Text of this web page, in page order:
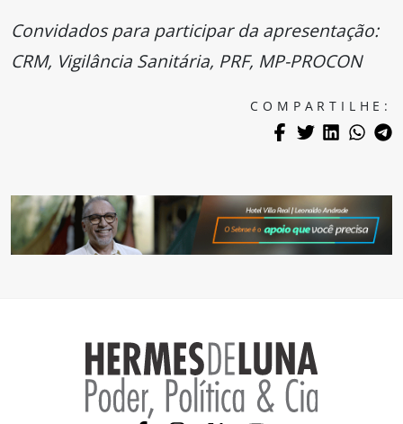
Convidados para participar da apresentação:
CRM, Vigilância Sanitária, PRF, MP-PROCON
COMPARTILHE: